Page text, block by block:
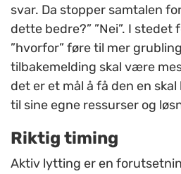
svar. Da stopper samtalen
dette bedre?” ”Nei”. I stedet
”hvorfor” føre til mer
tilbakemelding skal være
det er et mål å få den en
til sine egne ressurser og
Riktig timing
Aktiv lytting er en